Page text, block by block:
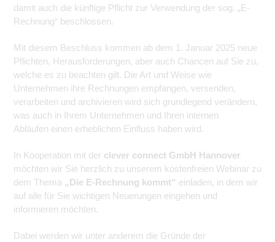
damit auch die künftige Pflicht zur Verwendung der sog. „E-
Rechnung“ beschlossen.
Mit diesem Beschluss kommen ab dem 1. Januar 2025 neue
Pflichten, Herausforderungen, aber auch Chancen auf Sie zu,
welche es zu beachten gilt. Die Art und Weise wie
Unternehmen ihre Rechnungen empfangen, versenden,
verarbeiten und archivieren wird sich grundlegend verändern,
was auch in Ihrem Unternehmen und Ihren internen
Abläufen einen erheblichen Einfluss haben wird.
In Kooperation mit der clever connect GmbH Hannover
möchten wir Sie herzlich zu unserem kostenfreien Webinar zu
dem Thema „Die E-Rechnung kommt“ einladen, in dem wir
auf alle für Sie wichtigen Neuerungen eingehen und
informieren möchten.
Dabei werden wir unter anderem die Gründe der